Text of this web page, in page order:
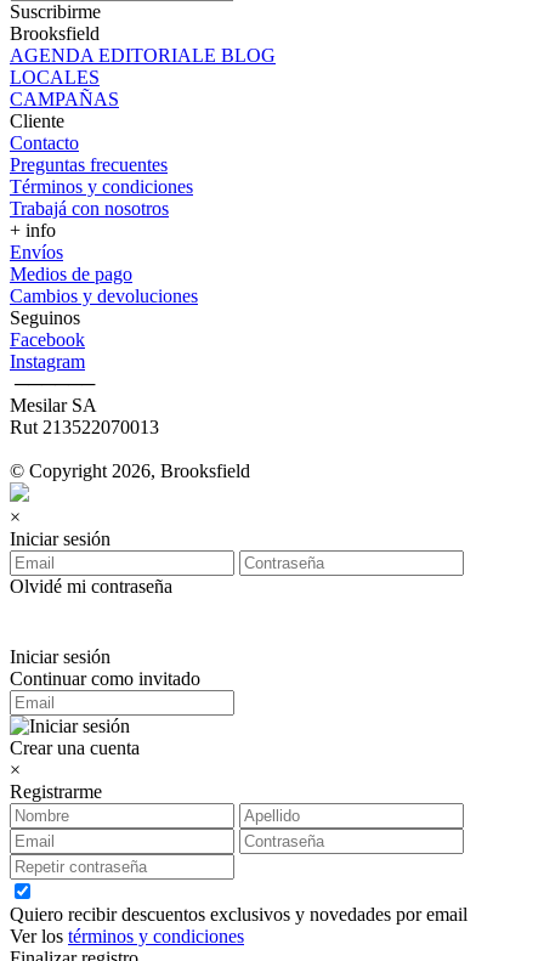
Suscribirme
Brooksfield
AGENDA EDITORIALE BLOG
LOCALES
CAMPAÑAS
Cliente
Contacto
Preguntas frecuentes
Términos y condiciones
Trabajá con nosotros
+ info
Envíos
Medios de pago
Cambios y devoluciones
Seguinos
Facebook
Instagram
‎ ──────
Mesilar SA
Rut 213522070013
© Copyright 2026, Brooksfield
×
Iniciar sesión
Olvidé mi contraseña
Iniciar sesión
Continuar como invitado
Crear una cuenta
×
Registrarme
Quiero recibir descuentos exclusivos y novedades por email
Ver los términos y condiciones